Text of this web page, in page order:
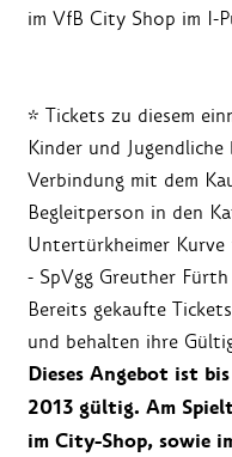
im VfB City Shop im I-
* Tickets zu diesem
Kinder und
Verbindung mit dem
Begleitperson in den
Untertürkheimer
- SpVgg Greuther
Bereits gekaufte
und behalten ihre
Dieses Angebot ist
2013 gültig. Am
im City-Shop, sowie